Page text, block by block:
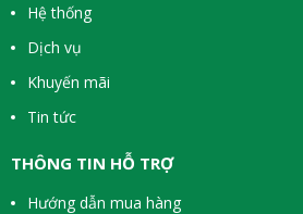
Hệ thống
Dịch vụ
Khuyến mãi
Tin tức
THÔNG TIN HỖ TRỢ
Hướng dẫn mua hàng